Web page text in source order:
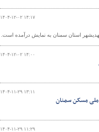
۱۴۰۴-۱۲-۰۲ ۱۴:۱۷
۱۴۰۴-۱۲-۰۲ ۱۴:۰۰
۱۴۰۴-۱۱-۲۹ ۱۳:۱۱
۱۴۰۴-۱۱-۲۹ ۱۱:۲۹